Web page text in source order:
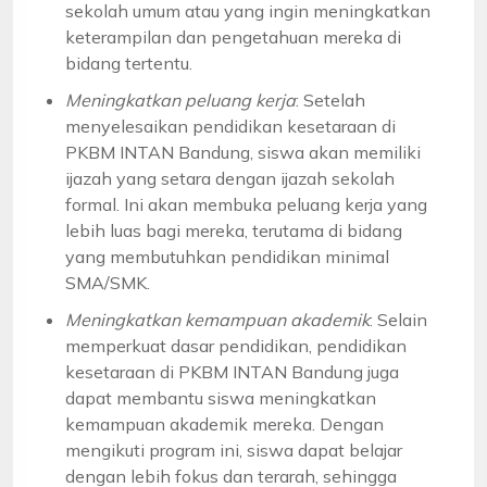
sekolah umum atau yang ingin meningkatkan
keterampilan dan pengetahuan mereka di
bidang tertentu.
Meningkatkan peluang kerja: Setelah
menyelesaikan pendidikan kesetaraan di
PKBM INTAN Bandung, siswa akan memiliki
ijazah yang setara dengan ijazah sekolah
formal. Ini akan membuka peluang kerja yang
lebih luas bagi mereka, terutama di bidang
yang membutuhkan pendidikan minimal
SMA/SMK.
Meningkatkan kemampuan akademik: Selain
memperkuat dasar pendidikan, pendidikan
kesetaraan di PKBM INTAN Bandung juga
dapat membantu siswa meningkatkan
kemampuan akademik mereka. Dengan
mengikuti program ini, siswa dapat belajar
dengan lebih fokus dan terarah, sehingga